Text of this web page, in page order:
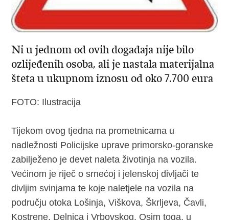
Ni u jednom od ovih događaja nije bilo
ozlijeđenih osoba, ali je nastala materijalna
šteta u ukupnom iznosu od oko 7.700 eura
FOTO: Ilustracija
Tijekom ovog tjedna na prometnicama u
nadležnosti Policijske uprave primorsko-goranske
zabilježeno je devet naleta životinja na vozila.
Većinom je riječ o srnećoj i jelenskoj divljači te
divljim svinjama te koje naletjele na vozila na
području otoka Lošinja, Viškova, Škrljeva, Čavli,
Kostrene, Delnica i Vrbovskog. Osim toga, u